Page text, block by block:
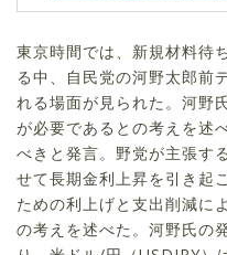
東京時間では、新規材料待
る中、自民党の河野太郎前
れる場面が見られた。河野
が必要であるとの考えを述
べきと発言。野党が主張す
せて長期金利上昇を引き起
ための利上げと支出削減に
の考えを述べた。河野氏の